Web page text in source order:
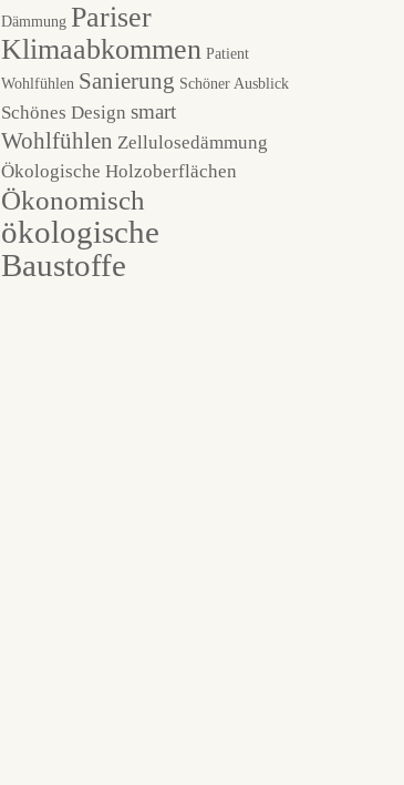
Dämmung Pariser
Klimaabkommen Patient
Wohlfühlen Sanierung Schöner Ausblick
Schönes Design smart
Wohlfühlen Zellulosedämmung
Ökologische Holzoberflächen
Ökonomisch
ökologische
Baustoffe